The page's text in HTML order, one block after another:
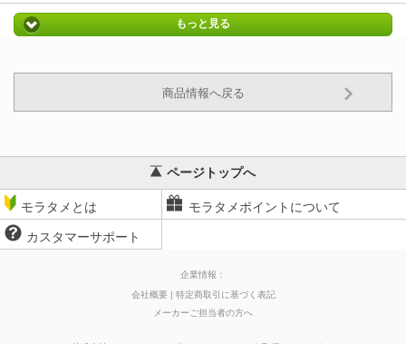
もっと見る
商品情報へ戻る
ページトップへ
モラタメとは モラタメポイントについて
カスタマーサポート
企業情報：
会社概要
特定商取引に基づく表記
メーカーご担当者の方へ